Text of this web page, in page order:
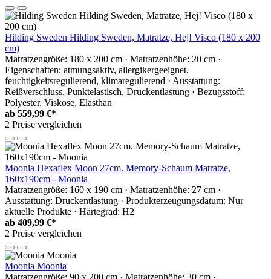
Hilding Sweden Hilding Sweden, Matratze, Hej! Visco (180 x 200
cm)
Matratzengröße: 180 x 200 cm · Matratzenhöhe: 20 cm ·
Eigenschaften: atmungsaktiv, allergikergeeignet,
feuchtigkeitsregulierend, klimaregulierend · Ausstattung:
Reißverschluss, Punktelastisch, Druckentlastung · Bezugsstoff:
Polyester, Viskose, Elasthan
ab 559,99 €*
2 Preise vergleichen
Moonia Hexaflex Moon 27cm. Memory-Schaum Matratze,
160x190cm - Moonia
Matratzengröße: 160 x 190 cm · Matratzenhöhe: 27 cm ·
Ausstattung: Druckentlastung · Produkterzeugungsdatum: Nur
aktuelle Produkte · Härtegrad: H2
ab 409,99 €*
2 Preise vergleichen
Moonia Moonia
Matratzengröße: 90 x 200 cm · Matratzenhöhe: 30 cm ·